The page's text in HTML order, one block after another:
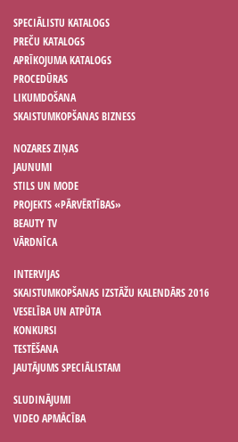
SPECIĀLISTU KATALOGS
PREČU KATALOGS
APRĪKOJUMA KATALOGS
PROCEDŪRAS
LIKUMDOŠANA
SKAISTUMKOPŠANAS BIZNESS
NOZARES ZIŅAS
JAUNUMI
STILS UN MODE
PROJEKTS «PĀRVĒRTĪBAS»
BEAUTY TV
VĀRDNĪCA
INTERVIJAS
SKAISTUMKOPŠANAS IZSTĀŽU KALENDĀRS 2016
VESELĪBA UN ATPŪTA
KONKURSI
TESTĒŠANA
JAUTĀJUMS SPECIĀLISTAM
SLUDINĀJUMI
VIDEO APMĀCĪBA